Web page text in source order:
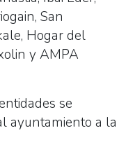
San
Hogar del
y AMPA
se
ayuntamiento a la